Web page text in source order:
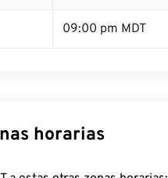
09:00 pm MDT
horarias